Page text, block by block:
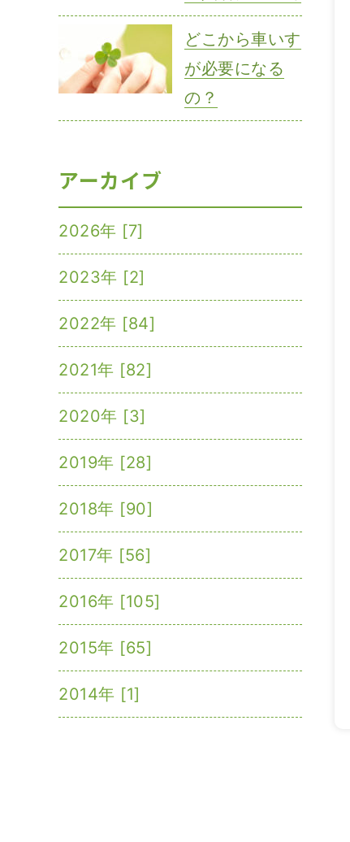
どこから車いす
が必要になる
の？
アーカイブ
2026年 [7]
2023年 [2]
2022年 [84]
2021年 [82]
2020年 [3]
2019年 [28]
2018年 [90]
2017年 [56]
2016年 [105]
2015年 [65]
2014年 [1]